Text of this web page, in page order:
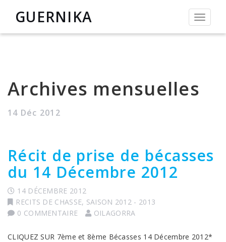
GUERNIKA
Archives mensuelles
14 Déc 2012
Récit de prise de bécasses
du 14 Décembre 2012
14 DÉCEMBRE 2012
RECITS DE CHASSE, SAISON 2012 - 2013
0 COMMENTAIRE
OILAGORRA
CLIQUEZ SUR 7ème et 8ème Bécasses 14 Décembre 2012*